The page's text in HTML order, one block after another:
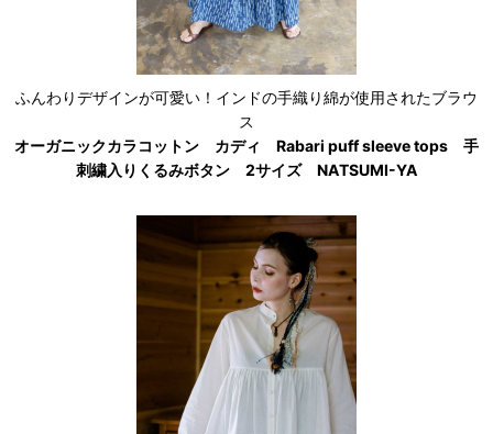
ふんわりデザインが可愛い！インドの手織り綿が使用されたブラウ
ス
オーガニックカラコットン カディ Rabari puff sleeve tops 手
刺繍入りくるみボタン 2サイズ NATSUMI-YA